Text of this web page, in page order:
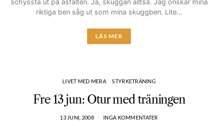
schyssta ut på asfalten. Ja, skuggan alltså. Jag önskar mina
riktiga ben såg ut som mina skuggben. Lite…
LÄS MER
LIVET MED MERA STYRKETRÄNING
Fre 13 jun: Otur med träningen
13 JUNI, 2008 INGA KOMMENTATER